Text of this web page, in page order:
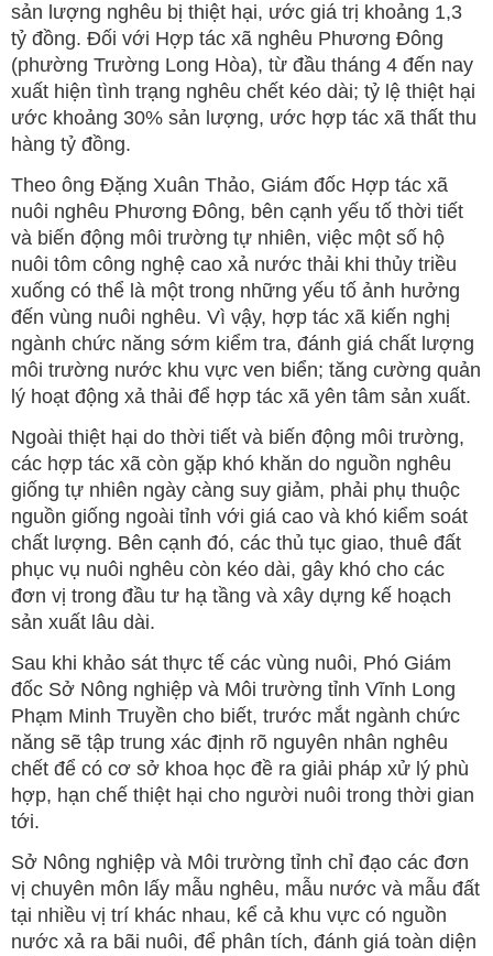
sản lượng nghêu bị thiệt hại, ước giá trị khoảng 1,3
tỷ đồng. Đối với Hợp tác xã nghêu Phương Đông
(phường Trường Long Hòa), từ đầu tháng 4 đến nay
xuất hiện tình trạng nghêu chết kéo dài; tỷ lệ thiệt hại
ước khoảng 30% sản lượng, ước hợp tác xã thất thu
hàng tỷ đồng.
Theo ông Đặng Xuân Thảo, Giám đốc Hợp tác xã
nuôi nghêu Phương Đông, bên cạnh yếu tố thời tiết
và biến động môi trường tự nhiên, việc một số hộ
nuôi tôm công nghệ cao xả nước thải khi thủy triều
xuống có thể là một trong những yếu tố ảnh hưởng
đến vùng nuôi nghêu. Vì vậy, hợp tác xã kiến nghị
ngành chức năng sớm kiểm tra, đánh giá chất lượng
môi trường nước khu vực ven biển; tăng cường quản
lý hoạt động xả thải để hợp tác xã yên tâm sản xuất.
Ngoài thiệt hại do thời tiết và biến động môi trường,
các hợp tác xã còn gặp khó khăn do nguồn nghêu
giống tự nhiên ngày càng suy giảm, phải phụ thuộc
nguồn giống ngoài tỉnh với giá cao và khó kiểm soát
chất lượng. Bên cạnh đó, các thủ tục giao, thuê đất
phục vụ nuôi nghêu còn kéo dài, gây khó cho các
đơn vị trong đầu tư hạ tầng và xây dựng kế hoạch
sản xuất lâu dài.
Sau khi khảo sát thực tế các vùng nuôi, Phó Giám
đốc Sở Nông nghiệp và Môi trường tỉnh Vĩnh Long
Phạm Minh Truyền cho biết, trước mắt ngành chức
năng sẽ tập trung xác định rõ nguyên nhân nghêu
chết để có cơ sở khoa học đề ra giải pháp xử lý phù
hợp, hạn chế thiệt hại cho người nuôi trong thời gian
tới.
Sở Nông nghiệp và Môi trường tỉnh chỉ đạo các đơn
vị chuyên môn lấy mẫu nghêu, mẫu nước và mẫu đất
tại nhiều vị trí khác nhau, kể cả khu vực có nguồn
nước xả ra bãi nuôi, để phân tích, đánh giá toàn diện